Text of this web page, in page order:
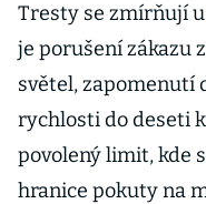
Tresty se zmírňují
je porušení zákazu
světel, zapomenutí
rychlosti do deseti
povolený limit, kde
hranice pokuty na